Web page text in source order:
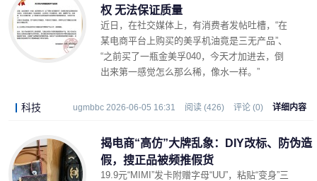
权 无法保证质量
近日，在社交媒体上，有消费者发帖吐槽，“在
某电商平台上购买的美孚机油竟是三无产品”、
“之前买了一瓶金美孚040，今天才加进去，倒
出来第一感觉怎么那么稀，像水一样。”
科技 ugmbbc 2026-06-05 16:31 阅读 (426) 评论 (0) 详细内容
揭电商“高仿”大牌乱象：DIY改标、防伪造
假，搜正品被频推假货
19.9元“MIMI”发卡附赠字母“UU”，粘贴“变身”三